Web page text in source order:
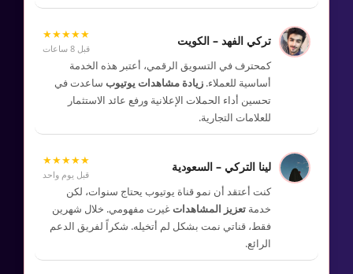
تركي الفهد – الكويت ★★★★★
قبل 8 ساعات
كمحترف في التسويق الرقمي، أعتبر هذه الخدمة
أساسية للعملاء. زيادة مشاهدات يوتيوب ساعدت في
تحسين أداء الحملات الإعلانية ورفع عائد الاستثمار
للعلامات التجارية.
لينا التركي – السعودية ★★★★★
قبل يوم واحد
كنت أعتقد أن نمو قناة يوتيوب يحتاج سنوات، لكن
خدمة تعزيز المشاهدات غيرت مفهومي. خلال شهرين
فقط، قناتي نمت بشكل لم أتخيله. شكراً لفريق الدعم
الرائع.